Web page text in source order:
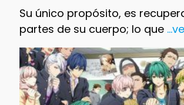
Su único propósito, es
partes de su cuerpo; lo que